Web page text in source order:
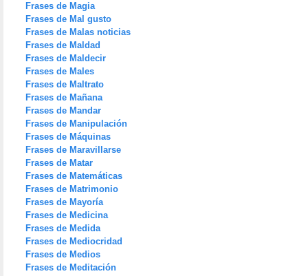
Frases de Magia
Frases de Mal gusto
Frases de Malas noticias
Frases de Maldad
Frases de Maldecir
Frases de Males
Frases de Maltrato
Frases de Mañana
Frases de Mandar
Frases de Manipulación
Frases de Máquinas
Frases de Maravillarse
Frases de Matar
Frases de Matemáticas
Frases de Matrimonio
Frases de Mayoría
Frases de Medicina
Frases de Medida
Frases de Mediocridad
Frases de Medios
Frases de Meditación